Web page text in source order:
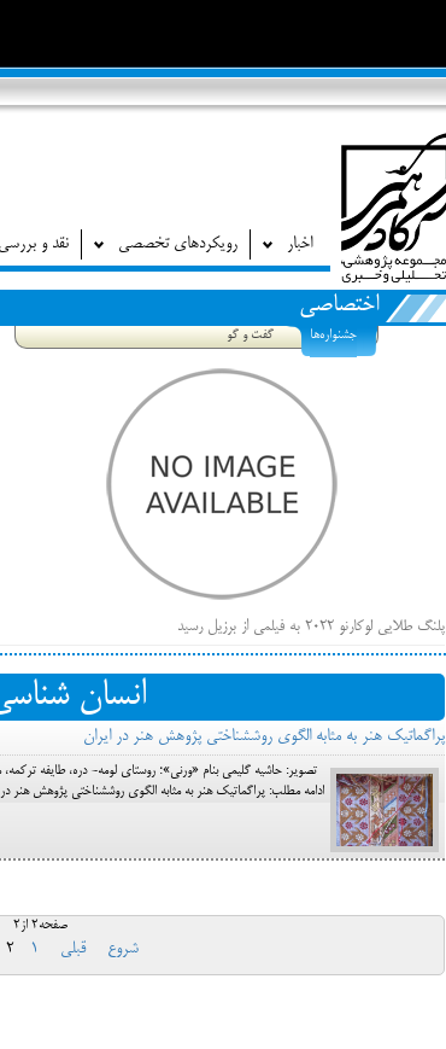
اخبار رویکردهای تخصصی نقد و بررسی
اختصاصی
جشنواره‌ها گفت و گو
پلنگ طلایی لوکارنو ۲۰۲۲ به فیلمی از برزیل رسید
فهرست فیلم‌های بخش مسابقه جشنواره فیلم ونیز ۲۰۲۲ مشخص شد، سهم پررنگ
ایرانی‌ها
بیرون راندن فیلم‌های منتسب به حامیان کرملین از جشنواره کن، راه برای مستقل‌ها
باز است
انسان
پراگماتیک هنر به مثابه الگوی روش‎شناختی پژوهش هنر در ایران
ادامه مطلب: پراگماتیک هنر به مثابه الگوی روش‎شناختی پژوهش هنر در ایران (2) دیدگاه‌ها
صفحه2 از2
شروع قبلی 1
2